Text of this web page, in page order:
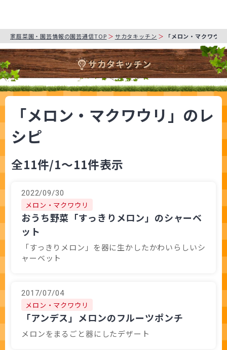
家庭菜園・園芸情報の園芸通信TOP サカタキッチン 「メロン・マクワウ
サカタキッチン
「メロン・マクワウリ」のレ
シピ
全11件/1～11件表示
2022/09/30
メロン・マクワウリ
おうち野菜「すっきりメロン」のシャーベ
ット
「すっきりメロン」を器に生かしたかわいらしいシ
ャーベット
2017/07/04
メロン・マクワウリ
「アンデス」メロンのフルーツポンチ
メロンをまるごと器にしたデザート